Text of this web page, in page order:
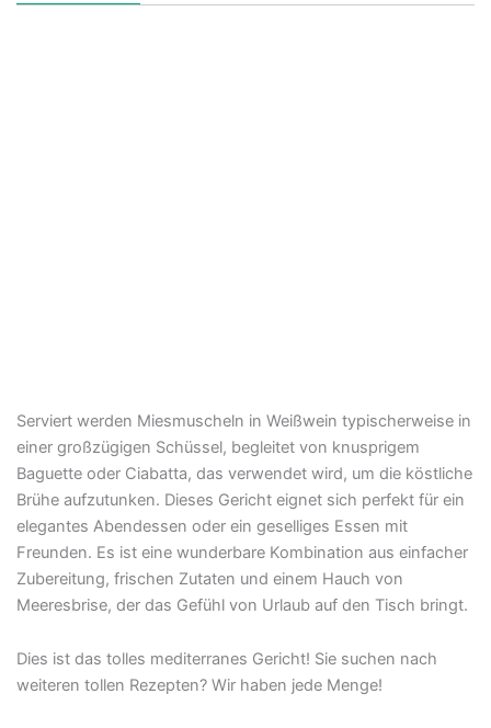
Serviert werden Miesmuscheln in Weißwein typischerweise in
einer großzügigen Schüssel, begleitet von knusprigem
Baguette oder Ciabatta, das verwendet wird, um die köstliche
Brühe aufzutunken. Dieses Gericht eignet sich perfekt für ein
elegantes Abendessen oder ein geselliges Essen mit
Freunden. Es ist eine wunderbare Kombination aus einfacher
Zubereitung, frischen Zutaten und einem Hauch von
Meeresbrise, der das Gefühl von Urlaub auf den Tisch bringt.
Dies ist das tolles mediterranes Gericht! Sie suchen nach
weiteren tollen Rezepten? Wir haben jede Menge!